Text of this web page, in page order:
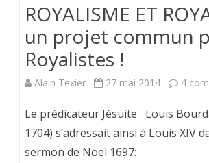
ROYALISME ET
un projet commun
Royalistes !
Alain Texier 27 mai 2014 4
Le prédicateur Jésuite Louis
1704) s’adressait ainsi à Louis XIV
sermon de Noel 1697: